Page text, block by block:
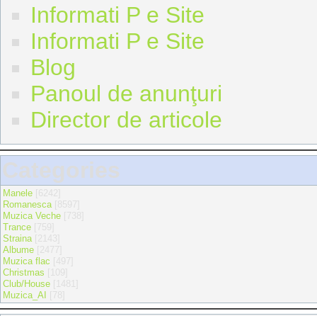
Informati P e Site
Informati P e Site
Blog
Panoul de anunţuri
Director de articole
Categories
Manele
Romanesca
Muzica Veche
Trance
Straina
Albume
Muzica flac
Christmas
Club/House
Muzica_AI